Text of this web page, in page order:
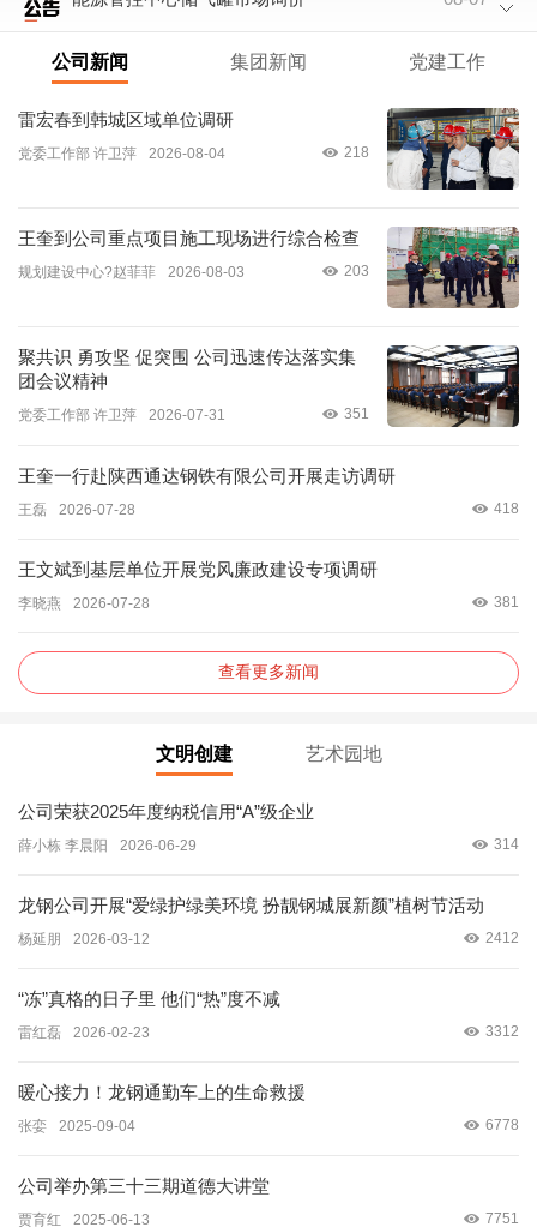
公司新闻 集团新闻 党建工作
雷宏春到韩城区域单位调研
218
党委工作部 许卫萍 2026-08-04
王奎到公司重点项目施工现场进行综合检查
203
规划建设中心?赵菲菲 2026-08-03
聚共识 勇攻坚 促突围 公司迅速传达落实集
团会议精神
351
党委工作部 许卫萍 2026-07-31
王奎一行赴陕西通达钢铁有限公司开展走访调研
418
王磊 2026-07-28
王文斌到基层单位开展党风廉政建设专项调研
381
李晓燕 2026-07-28
查看更多新闻
文明创建 艺术园地
公司荣获2025年度纳税信用“A”级企业
314
薛小栋 李晨阳 2026-06-29
龙钢公司开展“爱绿护绿美环境 扮靓钢城展新颜”植树节活动
2412
杨延朋 2026-03-12
“冻”真格的日子里 他们“热”度不减
3312
雷红磊 2026-02-23
暖心接力！龙钢通勤车上的生命救援
6778
张娈 2025-09-04
公司举办第三十三期道德大讲堂
7751
贾育红 2025-06-13